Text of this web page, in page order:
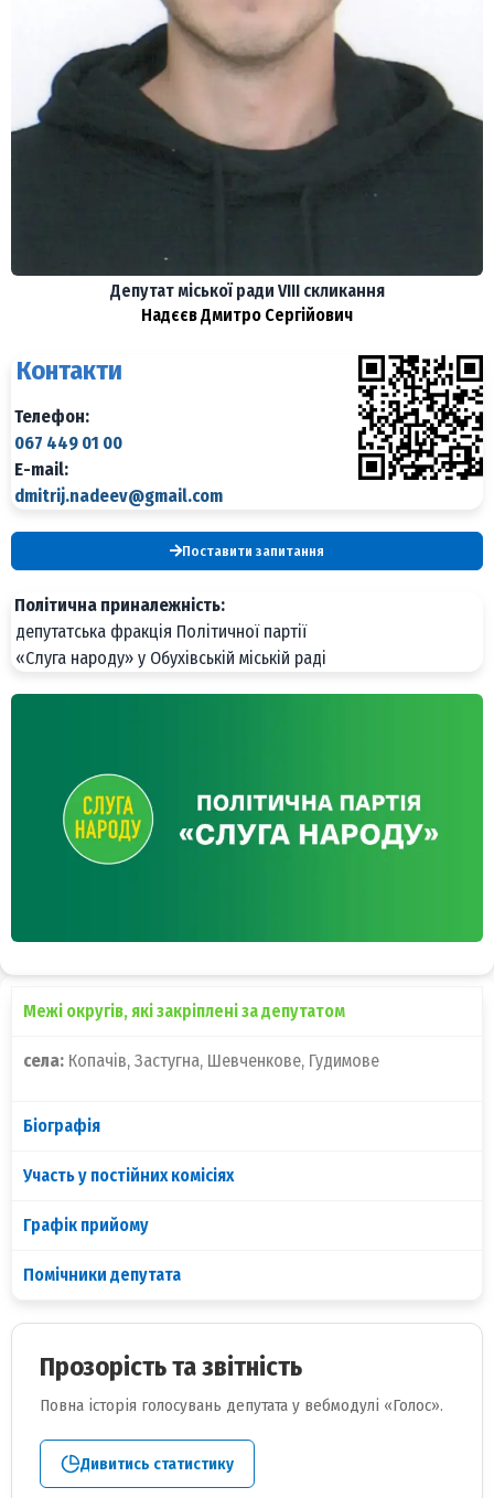
Депутат міської ради VIII скликання​
Надєєв Дмитро Сергійович
Контакти
Телефон:
067 449 01 00
E-mail:
dmitrij.nadeev@gmail.com
Поставити запитання
Політична приналежність:
депутатська фракція Політичної партії
«Слуга народу» у Обухівській міській раді
Межі округів, які закріплені за депутатом
села: Копачів, Застугна, Шевченкове, Гудимове
Біографія
Участь у постійних комісіях
Графік прийому
Помічники депутата
Прозорість та звітність
Повна історія голосувань депутата у вебмодулі «Голос».
Дивитись статистику